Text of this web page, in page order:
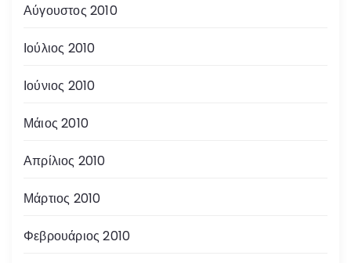
Αύγουστος 2010
Ιούλιος 2010
Ιούνιος 2010
Μάιος 2010
Απρίλιος 2010
Μάρτιος 2010
Φεβρουάριος 2010